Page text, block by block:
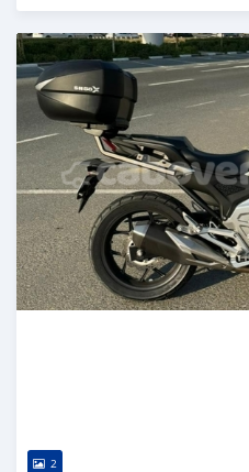
Publié il y a environ 2 ans
2